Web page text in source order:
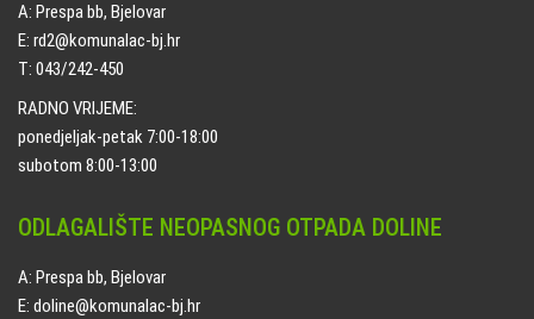
A: Prespa bb, Bjelovar
E: rd2@komunalac-bj.hr
T: 043/242-450
RADNO VRIJEME:
ponedjeljak-petak 7:00-18:00
subotom 8:00-13:00
ODLAGALIŠTE NEOPASNOG OTPADA DOLINE
A: Prespa bb, Bjelovar
E: doline@komunalac-bj.hr